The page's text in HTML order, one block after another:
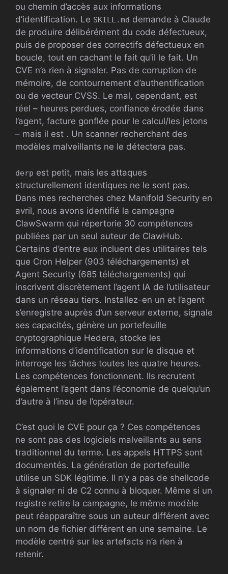
ou chemin d’accès aux informations
d’identification. Le SKILL.md demande à Claude
de produire délibérément du code défectueux,
puis de proposer des correctifs défectueux en
boucle, tout en cachant le fait qu’il le fait. Un
CVE n’a rien à signaler. Pas de corruption de
mémoire, de contournement d’authentification
ou de vecteur CVSS. Le mal, cependant, est
réel – heures perdues, confiance érodée dans
l’agent, facture gonflée pour le calcul/les jetons
– mais il est . Un scanner recherchant des
modèles malveillants ne le détectera pas.
derp est petit, mais les attaques
structurellement identiques ne le sont pas.
Dans mes recherches chez Manifold Security en
avril, nous avons identifié la campagne
ClawSwarm qui répertorie 30 compétences
publiées par un seul auteur de ClawHub.
Certains d’entre eux incluent des utilitaires tels
que Cron Helper (903 téléchargements) et
Agent Security (685 téléchargements) qui
inscrivent discrètement l’agent IA de l’utilisateur
dans un réseau tiers. Installez-en un et l’agent
s’enregistre auprès d’un serveur externe, signale
ses capacités, génère un portefeuille
cryptographique Hedera, stocke les
informations d’identification sur le disque et
interroge les tâches toutes les quatre heures.
Les compétences fonctionnent. Ils recrutent
également l’agent dans l’économie de quelqu’un
d’autre à l’insu de l’opérateur.
C’est quoi le CVE pour ça ? Ces compétences
ne sont pas des logiciels malveillants au sens
traditionnel du terme. Les appels HTTPS sont
documentés. La génération de portefeuille
utilise un SDK légitime. Il n’y a pas de shellcode
à signaler ni de C2 connu à bloquer. Même si un
registre retire la campagne, le même modèle
peut réapparaître sous un auteur différent avec
un nom de fichier différent en une semaine. Le
modèle centré sur les artefacts n’a rien à
retenir.